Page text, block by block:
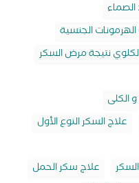
الجنسية
نتيجة مرض السكر
الكلى
علاج السكر النوع الأول
علاج سكر الحمل